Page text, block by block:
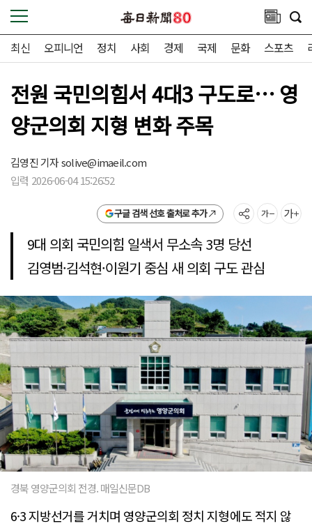
최신 오피니언 정치 사회 경제 국제 문화 스포츠
전원 국민의힘서 4대3 구도로… 영
양군의회 지형 변화 주목
김영진 기자solive@imaeil.com
입력 2026-06-04 15:26:52
구글 검색 선호 출처로 추가
9대 의회 국민의힘 일색서 무소속 3명 당선
김영범·김석현·이원기 중심 새 의회 구도 관심
경북 영양군의회 전경. 매일신문DB
6·3 지방선거를 거치며 영양군의회 정치 지형에도 적지 않